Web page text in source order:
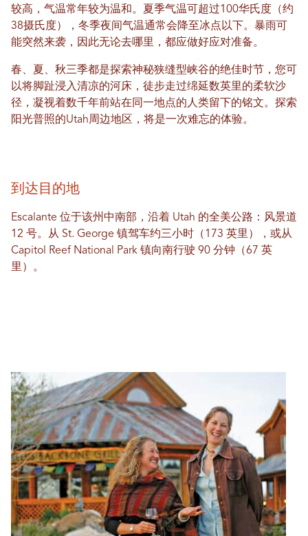
较高，气温常年较为温和。夏季气温可超过100华氏度（约
38摄氏度），冬季夜间气温通常会降至冰点以下。暴雨可
能突然来袭，因此无论去哪里，都应做好应对准备。
春、夏、秋三季都是探索神秘狭缝型峡谷的绝佳时节，您可
以将脚趾浸入清凉的河床，徒步走过绵延数英里的柔软沙
径，凝视着数千年前站在同一地点的人类留下的铭文。探索
阳光普照的Utah周边地区，将是一次难忘的体验。
到达目的地
Escalante 位于该州中南部，沿着 Utah 的全美公路：风景道
12 号。从 St. George 镇驾车约三小时（173 英里），或从
Capitol Reef National Park 镇向南行驶 90 分钟（67 英
里）。